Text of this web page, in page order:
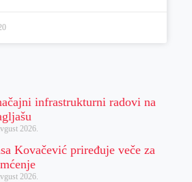
infrastrukturni radovi na
2026.
Kovačević priređuje veče za
2026.